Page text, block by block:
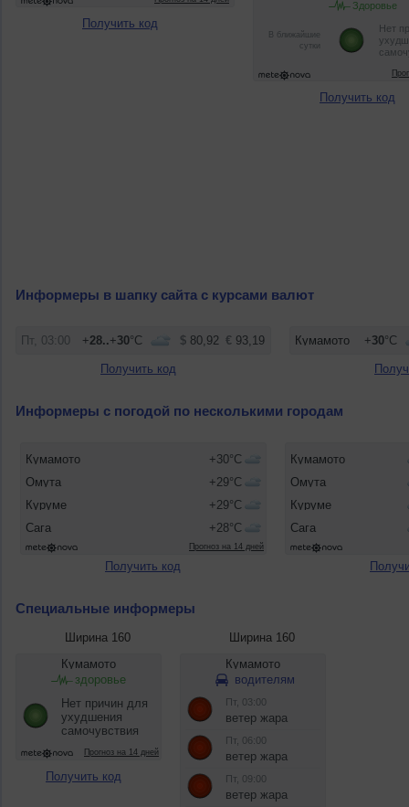
Получить код
Получить код
Информеры в шапку сайта с курсами валют
Получить код
Информеры с погодой по несколькими городам
Получить код
Специальные информеры
Ширина 160
Получить код
Ширина 160